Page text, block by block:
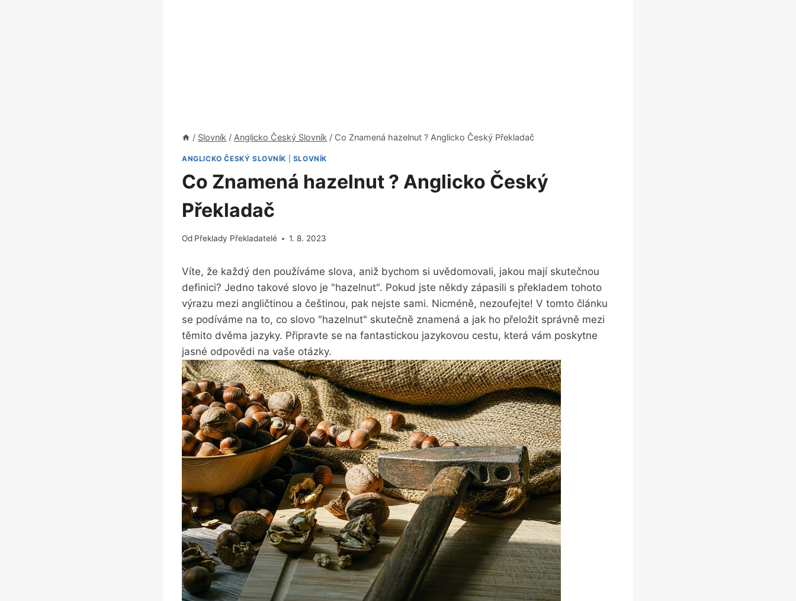
/ Slovník / Anglicko Český Slovník / Co Znamená hazelnut ? Anglicko Český Překladač
ANGLICKO ČESKÝ SLOVNÍK SLOVNÍK
Co Znamená hazelnut ? Anglicko Český
Překladač
Od Překlady Překladatelé 1. 8. 2023
Víte, že každý den používáme slova, aniž bychom si uvědomovali, jakou mají skutečnou
definici? Jedno takové slovo je "hazelnut". Pokud jste někdy zápasili s překladem tohoto
výrazu mezi angličtinou a češtinou, pak nejste sami. Nicméně, nezoufejte! V tomto článku
se podíváme na to, co slovo "hazelnut" skutečně znamená a jak ho přeložit správně mezi
těmito dvěma jazyky. Připravte se na fantastickou jazykovou cestu, která vám poskytne
jasné odpovědi na vaše otázky.